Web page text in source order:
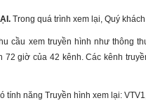
Trong quá trình xem lại, Quý
cầu xem truyền hình như thông
72 giờ của 42 kênh. Các kênh
tính năng Truyền hình xem lại: